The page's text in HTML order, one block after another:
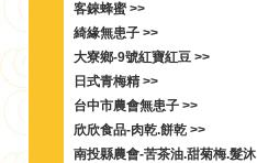
客錸蜂蜜 >>
綺緣無患子 >>
大寮鄉-9號紅寶紅豆 >>
日式青梅精 >>
台中市農會無患子 >>
欣欣食品-肉乾.餅乾 >>
南投縣農會-苦茶油.甜菊梅.髮沐